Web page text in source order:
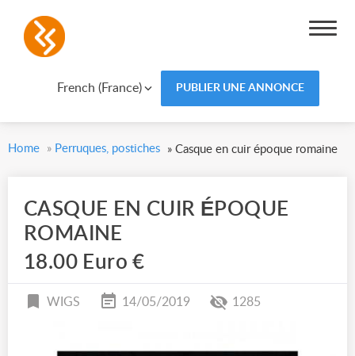
French (France) PUBLIER UNE ANNONCE
Home » Perruques, postiches » Casque en cuir époque romaine
CASQUE EN CUIR ÉPOQUE
ROMAINE
18.00 Euro €
WIGS 14/05/2019 1285